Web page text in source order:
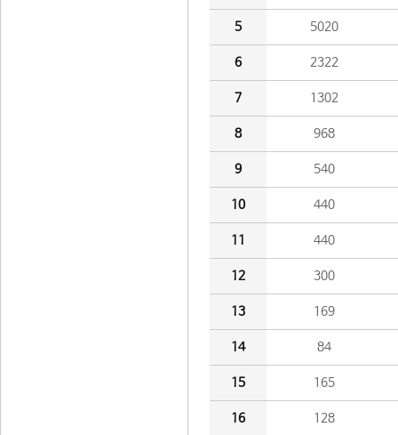
5 5020
6 2322
7 1302
8 968
9 540
10 440
11 440
12 300
13 169
14 84
15 165
16 128